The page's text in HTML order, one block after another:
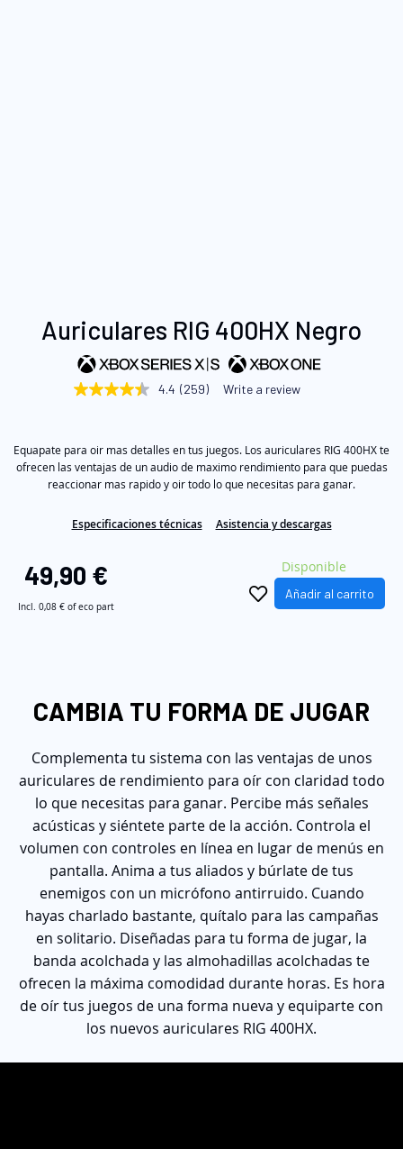
comienzo
de
imágenes
Auriculares RIG 400HX Negro
4.4
stars,
average
rating
259
page
link.
4.4 (259) Write a review
Equapate para oir mas detalles en tus juegos. Los auriculares RIG 400HX te
ofrecen las ventajas de un audio de maximo rendimiento para que puedas
reaccionar mas rapido y oir todo lo que necesitas para ganar.
Especificaciones técnicas Asistencia y descargas
49,90 €
Incl. 0,08 € of eco part
Disponible
Añadir al carrito
CAMBIA TU FORMA DE JUGAR
Complementa tu sistema con las ventajas de unos
auriculares de rendimiento para oír con claridad todo
lo que necesitas para ganar. Percibe más señales
acústicas y siéntete parte de la acción. Controla el
volumen con controles en línea en lugar de menús en
pantalla. Anima a tus aliados y búrlate de tus
enemigos con un micrófono antirruido. Cuando
hayas charlado bastante, quítalo para las campañas
en solitario. Diseñadas para tu forma de jugar, la
banda acolchada y las almohadillas acolchadas te
ofrecen la máxima comodidad durante horas. Es hora
de oír tus juegos de una forma nueva y equiparte con
los nuevos auriculares RIG 400HX.